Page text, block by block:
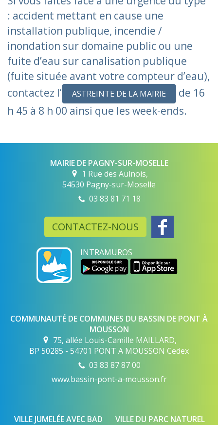
: accident mettant en cause une
installation publique, incendie /
inondation sur domaine public ou une
fuite d’eau sur canalisation publique
(fuite située avant votre compteur d’eau),
contactez l’
ASTREINTE DE LA MAIRIE
de 16
h 45 à 8 h 00 ainsi que les week-ends.
MAIRIE DE PAGNY-SUR-MOSELLE
1 Rue des Aulnois,
54530 Pagny-sur-Moselle
03 83 81 71 18
CONTACTEZ-NOUS
INTRAMUROS
COMMUNAUTÉ DE COMMUNES DU BASSIN DE PONT À
MOUSSON
75, allée Louis-Camille MAILLARD,
BP 50285 - 54701 PONT A MOUSSON Cedex
03 83 87 87 00
www.bassin-pont-a-mousson.fr
VILLE JUMELÉE AVEC BAD
VILLE DU PARC NATUREL